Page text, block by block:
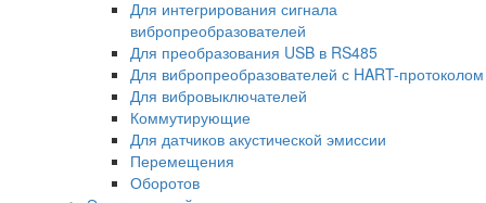
Для интегрирования сигнала
вибропреобразователей
Для преобразования USB в RS485
Для вибропреобразователей с HART-протоколом
Для вибровыключателей
Коммутирующие
Для датчиков акустической эмиссии
Перемещения
Оборотов